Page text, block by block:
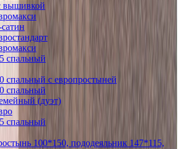
вышивкой
спальный
спальный с европростыней
спальный
(дуэт)
спальный
100*150, пододеяльник 147*115,